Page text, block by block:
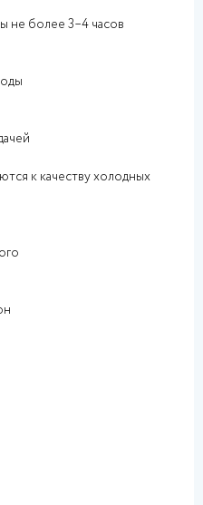
не более 3–4 часов
к качеству холодных